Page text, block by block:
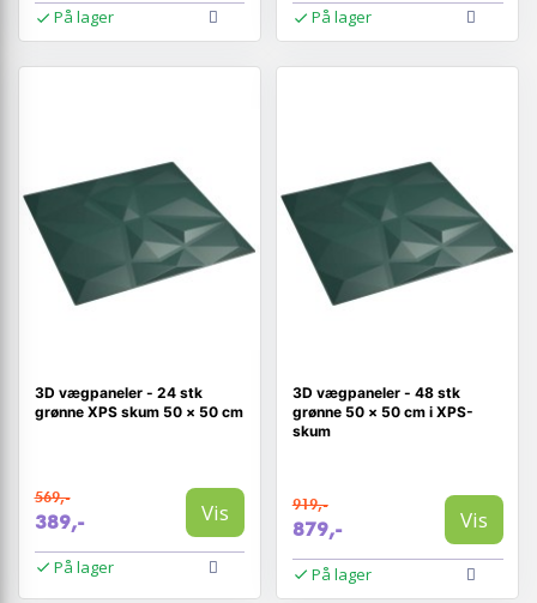
På lager På lager
3D vægpaneler - 24 stk
grønne XPS skum 50 × 50 cm
569,-
389,- Vis
På lager
3D vægpaneler - 48 stk
grønne 50 × 50 cm i XPS-
skum
919,-
879,- Vis
På lager